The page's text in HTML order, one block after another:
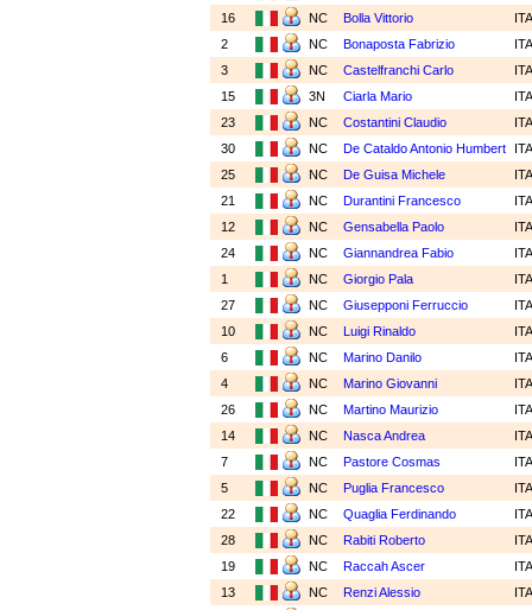
16
NC Bolla Vittorio
2
NC Bonaposta Fabrizio
3
NC Castelfranchi Carlo
15
3N Ciarla Mario
23
NC Costantini Claudio
30
NC De Cataldo Antonio Humbert
25
NC De Guisa Michele
21
NC Durantini Francesco
12
NC Gensabella Paolo
24
NC Giannandrea Fabio
1
NC Giorgio Pala
27
NC Giusepponi Ferruccio
10
NC Luigi Rinaldo
6
NC Marino Danilo
4
NC Marino Giovanni
26
NC Martino Maurizio
14
NC Nasca Andrea
7
NC Pastore Cosmas
5
NC Puglia Francesco
22
NC Quaglia Ferdinando
28
NC Rabiti Roberto
19
NC Raccah Ascer
13
NC Renzi Alessio